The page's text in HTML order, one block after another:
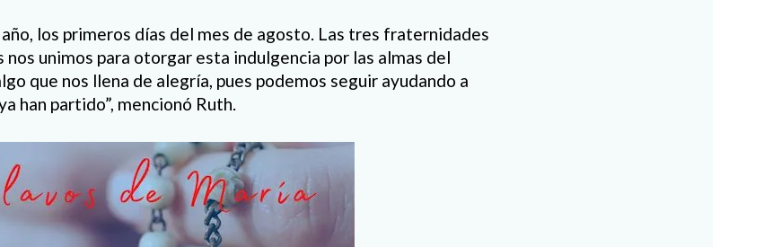
año, los primeros días del mes de agosto. Las tres fraternidades
nos unimos para otorgar esta indulgencia por las almas del
que nos llena de alegría, pues podemos seguir ayudando a
han partido”, mencionó Ruth.